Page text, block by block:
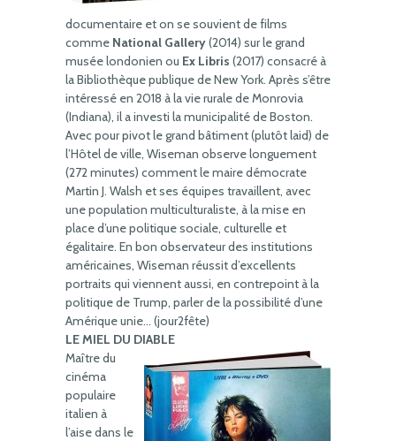
documentaire et on se souvient de films
comme National Gallery(2014) sur le grand
musée londonien ou Ex Libris (2017) consacré à
la Bibliothèque publique de New York. Après s’être
intéressé en 2018 à la vie rurale de Monrovia
(Indiana), il a investi la municipalité de Boston.
Avec pour pivot le grand bâtiment (plutôt laid) de
l’Hôtel de ville, Wiseman observe longuement
(272 minutes) comment le maire démocrate
Martin J. Walsh et ses équipes travaillent, avec
une population multiculturaliste, à la mise en
place d’une politique sociale, culturelle et
égalitaire. En bon observateur des institutions
américaines, Wiseman réussit d’excellents
portraits qui viennent aussi, en contrepoint à la
politique de Trump, parler de la possibilité d’une
Amérique unie… (jour2fête)
LE MIEL DU DIABLE
Maître du
cinéma
populaire
italien à
l’aise dans le